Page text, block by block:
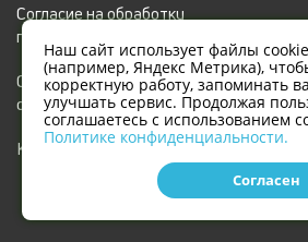
Согласие на обработку
персональных данных
Согласие на использование файлов
cookie и метрических программ
Карта сайта
Наш сайт использует файлы
(например, Яндекс Метрика),
корректную работу, запоминать
улучшать сервис. Продолжая
соглашаетесь с использованием
Политике конфиденциальности.
Согласен